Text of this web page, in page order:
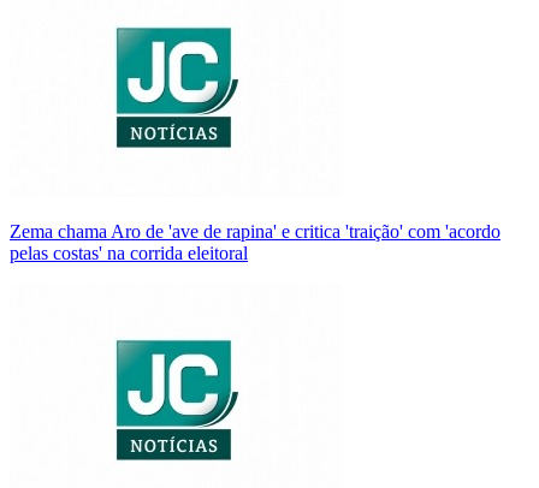
Zema chama Aro de 'ave de rapina' e critica 'traição' com 'acordo
pelas costas' na corrida eleitoral